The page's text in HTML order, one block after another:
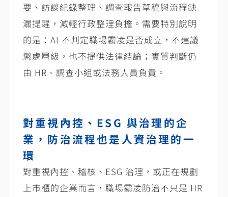
要、訪談紀錄整理、調查報告草稿與流程缺
漏提醒，減輕行政整理負擔。需要特別說明
的是： AI 不判定職場霸凌是否成立，不建議
懲處層級，也不提供法律結論；實質判斷仍
由 HR 、調查小組或法務人員負責。
對重視內控、 ESG與治理的企
業，防治流程也是人資治理的一
環
對重視內控、稽核、 ESG 治理，或正在規劃
上市櫃的企業而言，職場霸凌防治不只是 HR